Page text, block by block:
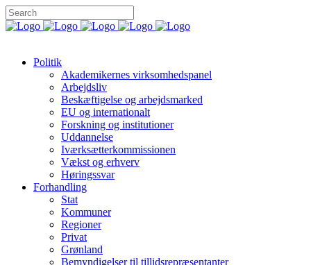
Politik
Akademikernes virksomhedspanel
Arbejdsliv
Beskæftigelse og arbejdsmarked
EU og internationalt
Forskning og institutioner
Uddannelse
Iværksætterkommissionen
Vækst og erhverv
Høringssvar
Forhandling
Stat
Kommuner
Regioner
Privat
Grønland
Bemyndigelser til tillidsrepræsentanter